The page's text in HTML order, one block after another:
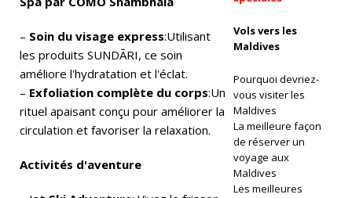
o
ur
– Soin du visage express:Utilisant
les produits SUNDÃRI, ce soin
améliore l'hydratation et l'éclat.
– Exfoliation complète du corps:Un
rituel apaisant conçu pour améliorer la
circulation et favoriser la relaxation.
Activités d'aventure
Vols vers les
Maldives
Pourquoi devriez-
vous visiter les
Maldives
La meilleure façon
de réserver un
voyage aux
Maldives
Les meilleures